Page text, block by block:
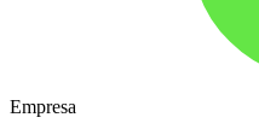
Empresa